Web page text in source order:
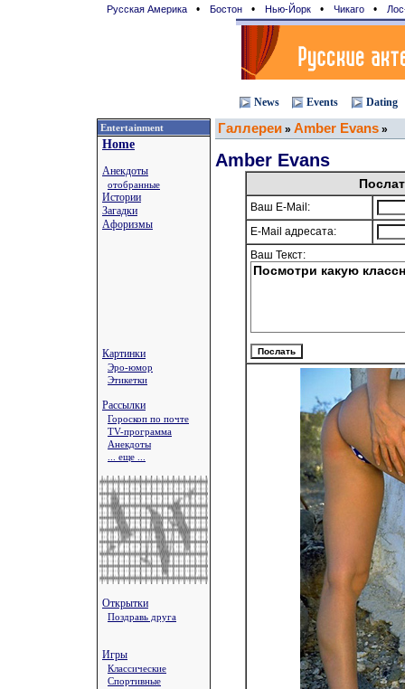
Русская Америка • Бостон • Нью-Йорк • Чикаго •
News Events Dating
Entertainment
Home
Анекдоты
отобранные
Истории
Загадки
Афоризмы
Картинки
Эро-юмор
Этикетки
Рассылки
Гороскоп по почте
TV-программа
Анекдоты
... еще ...
Открытки
Поздравь друга
Игры
Классические
Спортивные
Галлереи » Amber Evans »
Amber Evans
Ваш E-Mail:
E-Mail адресата:
Ваш Текст: